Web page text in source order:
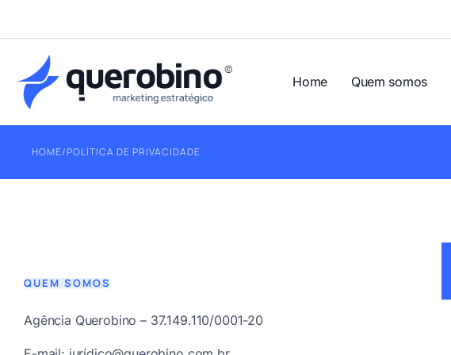
Home Quem somos
HOME/POLÍTICA DE PRIVACIDADE
QUEM SOMOS
Agência Querobino – 37.149.110/0001-20